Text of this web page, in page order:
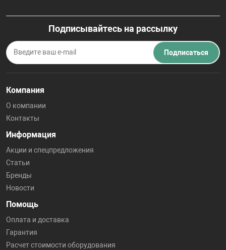
Подписывайтесь на рассылку
Подписаться
Компания
О компании
Контакты
Информация
Акции и спецпредложения
Статьи
Бренды
Новости
Помощь
Оплата и доставка
Гарантия
Расчет стоимости оборудования